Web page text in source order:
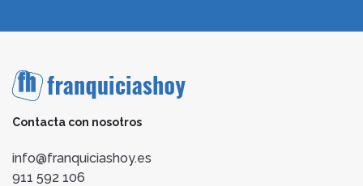
Contacta con nosotros
info@franquiciashoy.es
911 592 106